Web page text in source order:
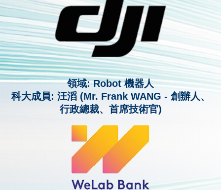
領域: Robot 機器人
科大成員: 汪滔 (Mr. Frank WANG - 創辦人、
行政總裁、首席技術官)